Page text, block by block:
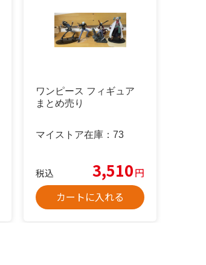
ワンピース フィギュア
まとめ売り
マイストア在庫： 73
税込 3,510円
カートに入れる